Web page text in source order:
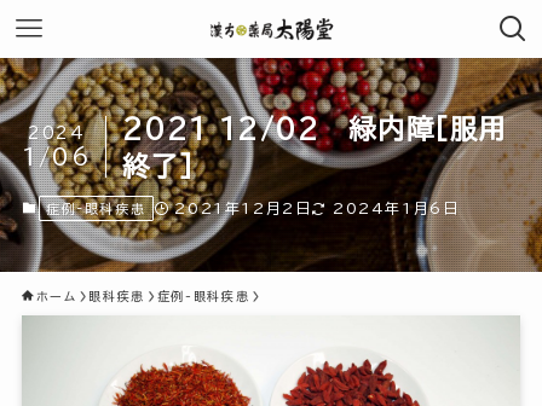
2021 12/02 緑内障[服用
終了]
2024
1/06
症例-眼科疾患 2021年12月2日 2024年1月6日
ホーム 眼科疾患 症例-眼科疾患